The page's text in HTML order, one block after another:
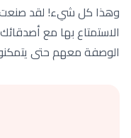
وهذا كل شيء! لقد صنعت
الاستمتاع بها مع
الوصفة معهم حتى